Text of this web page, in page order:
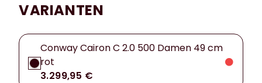
VARIANTEN
Conway Cairon C 2.0 500 Damen 49 cm
rot
3.299,95 €